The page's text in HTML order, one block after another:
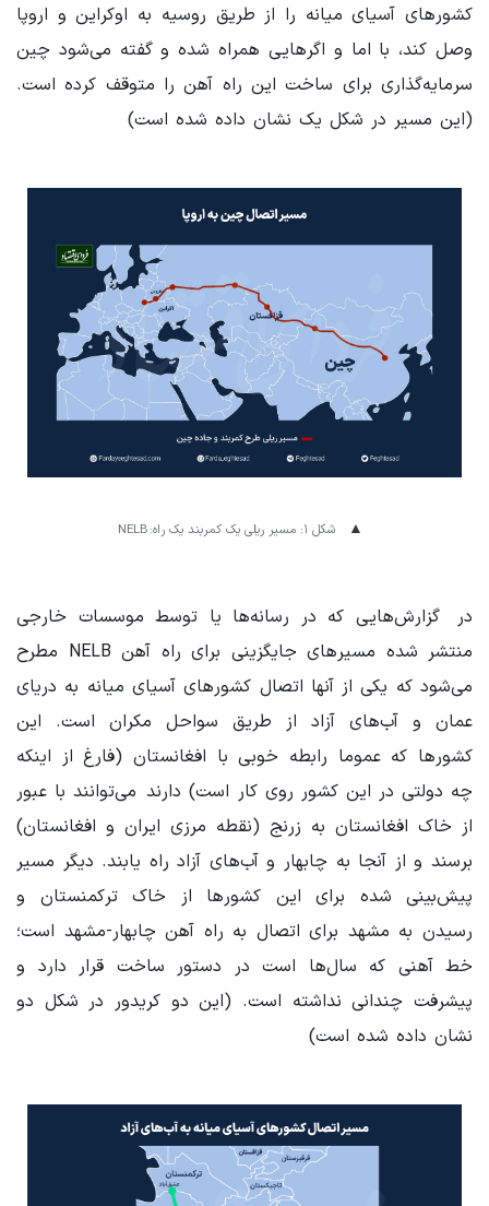
کشورهای آسیای میانه را از طریق روسیه به اوکراین و اروپا
وصل کند، با اما و اگرهایی همراه شده و گفته می‌شود چین
سرمایه‌گذاری برای ساخت این راه آهن را متوقف کرده است.
(این مسیر در شکل یک نشان داده شده است)
شکل ۱: مسیر ریلی یک کمربند یک راه: NELB
در گزارش‌هایی که در رسانه‌ها یا توسط موسسات خارجی
منتشر شده مسیرهای جایگزینی برای راه آهن NELB مطرح
می‌شود که یکی از آنها اتصال کشورهای آسیای میانه به دریای
عمان و آب‌های آزاد از طریق سواحل مکران است. این
کشورها که عموما رابطه خوبی با افغانستان (فارغ از اینکه
چه دولتی در این کشور روی کار است) دارند می‌توانند با عبور
از خاک افغانستان به زرنج (نقطه مرزی ایران و افغانستان)
برسند و از آنجا به چابهار و آب‌های آزاد راه یابند. دیگر مسیر
پیش‌بینی شده برای این کشورها از خاک ترکمنستان و
رسیدن به مشهد برای اتصال به راه آهن چابهار-مشهد است؛
خط آهنی که سال‌ها است در دستور ساخت قرار دارد و
پیشرفت چندانی نداشته است. (این دو کریدور در شکل دو
نشان داده شده است)